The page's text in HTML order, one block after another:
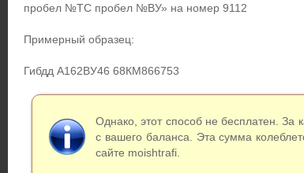
пробел №ТС пробел №ВУ» на номер 9112
Примерный образец:
Гибдд А162ВУ46 68КМ866753
Однако, этот способ не бесплатен.
с вашего баланса. Эта сумма
сайте moishtrafi.